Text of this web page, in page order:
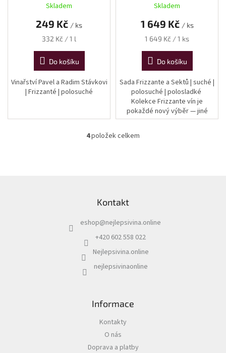
Skladem
249 Kč / ks
Měrná
332 Kč / 1 l
Do košíku
Vinařství Pavel a Radim Stávkovi
| Frizzanté | polosuché
Skladem
1 649 Kč / ks
Měrná
1 649 Kč / 1 ks
Do košíku
Sada Frizzante a Sektů | suché |
polosuché | polosladké
Kolekce Frizzante vín je
pokaždé nový výběr — jiné
odrůdy, jiní vinaři, stejný záměr:
O
c
í
r
v
y
v
s
4položek celkem
Kontakt
eshop@nejlepsivina.online
+420 602 558 022
Nejlepsivina.online
nejlepsivinaonline
Informace
Kontakty
O nás
Doprava a platby